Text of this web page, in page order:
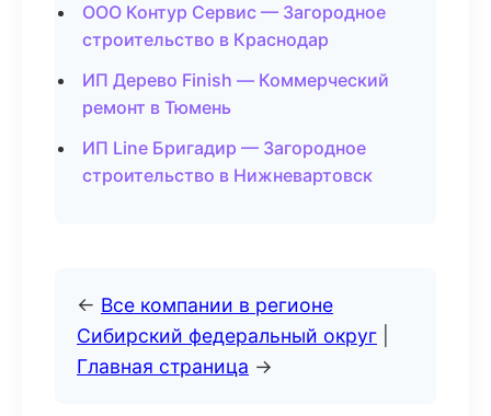
ООО Контур Сервис — Загородное
строительство в Краснодар
ИП Дерево Finish — Коммерческий
ремонт в Тюмень
ИП Line Бригадир — Загородное
строительство в Нижневартовск
← Все компании в регионе
Сибирский федеральный округ
Главная страница →